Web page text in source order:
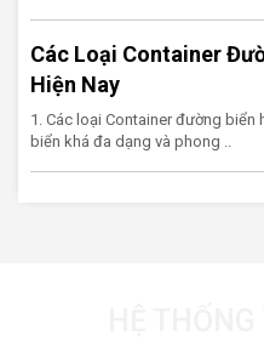
Các Loại Container
Hiện Nay
1. Các loại Container đường biển
biển khá đa dạng và phong ..